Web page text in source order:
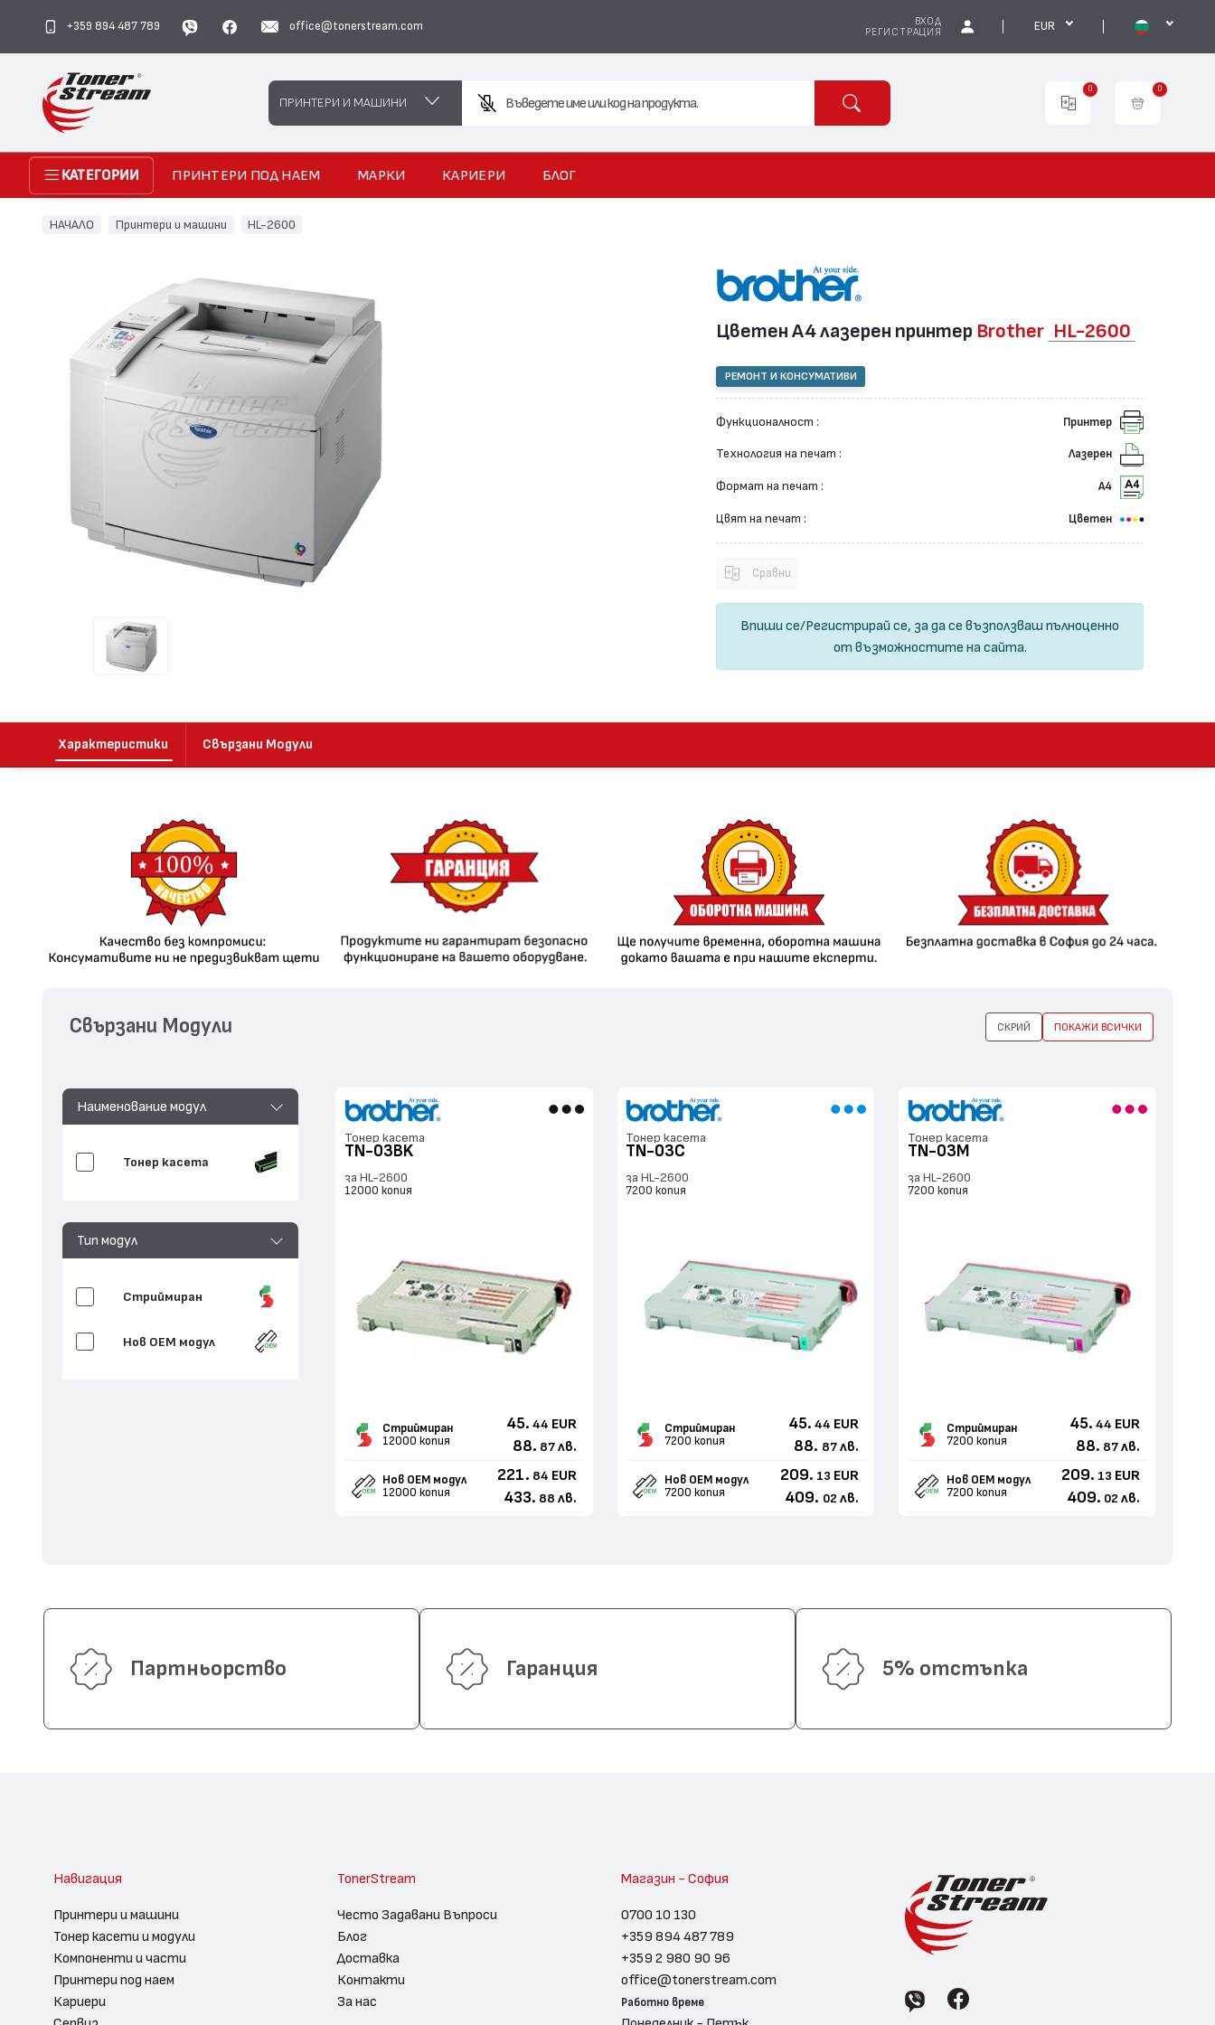
ВХОД
РЕГИСТРАЦИЯ
EUR
+359 894 487 789 office@tonerstream.com
Search
ПРИНТЕРИ И МАШИНИ
0 0
КАТЕГОРИИ ПРИНТЕРИ ПОД НАЕМ МАРКИ КАРИЕРИ БЛОГ
НАЧАЛО Принтери и машини HL-2600
Цветен А4 лазерен принтер Brother HL-2600
РЕМОНТ И КОНСУМАТИВИ
Функционалност : Принтер
Технология на печат : Лазерен
Формат на печат : А4
Цвят на печат : Цветен
Сравни
Впиши се/Регистрирай се, за да се възползваш пълноценно
от възможностите на сайта.
Характеристики Свързани Модули
Наименование модул
Тонер касета
Тип модул
Стриймиран
Нов ОЕМ модул
Тонер касета
TN-03BK
за HL-2600
12000 копия
Стриймиран
12000 копия
45. 44 EUR
88. 87 лв.
Нов ОЕМ модул
12000 копия
221. 84 EUR
433. 88 лв.
Тонер касета
TN-03C
за HL-2600
7200 копия
Стриймиран
7200 копия
45. 44 EUR
88. 87 лв.
Нов ОЕМ модул
7200 копия
209. 13 EUR
409. 02 лв.
Тонер касета
TN-03M
за HL-2600
7200 копия
Стриймиран
7200 копия
45. 44 EUR
88. 87 лв.
Нов ОЕМ модул
7200 копия
209. 13 EUR
409. 02 лв.
Свързани Модули СКРИЙ ПОКАЖИ ВСИЧКИ
Партньорство Гаранция 5% отстъпка
Навигация
Принтери и машини
Тонер касети и модули
Компоненти и части
Принтери под наем
Кариери
TonerStream
Често Задавани Въпроси
Блог
Доставка
Контакти
За нас
Магазин - София
0700 10 130
+359 894 487 789
+359 2 980 90 96
office@tonerstream.com
Работно време